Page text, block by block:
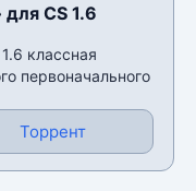
CS 1.6
классная
первоначального
Торрент